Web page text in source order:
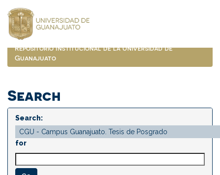
navigation
Repositorio Institucional de la Universidad de
Guanajuato
Search
Search:
for